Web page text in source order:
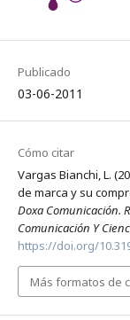
Publicado
03-06-2011
Cómo citar
Vargas Bianchi, L.
de marca y su
Doxa Comunicación.
Comunicación Y
https://doi.org/
Más formatos de